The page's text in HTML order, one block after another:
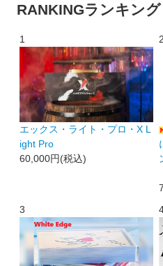
RANKINGランキング
1
エックス・ライト・プロ・X L
ight Pro
60,000円(税込)
2
3